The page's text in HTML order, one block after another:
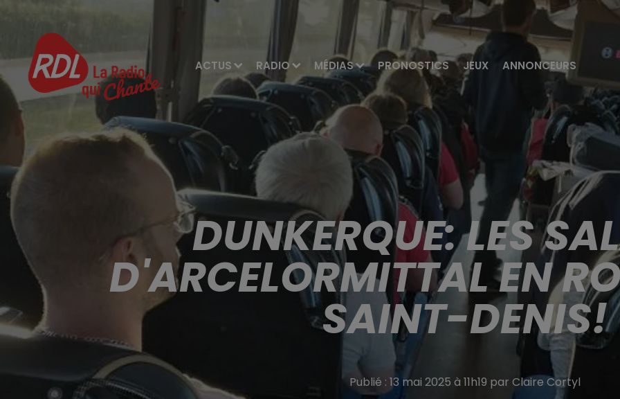
ACTUS RADIO MÉDIAS PRONOSTICS JEUX ANNONCEURS
DUNKERQUE: LES
D'ARCELORMITTAL EN
SAINT-DENIS!
Publié : 13 mai 2025 à 11h19 par Claire Cortyl